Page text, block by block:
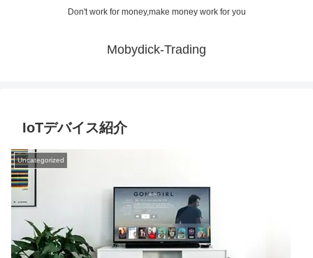
Don't work for money,make money work for you
Mobydick-Trading
IoTデバイス紹介
Uncategorized